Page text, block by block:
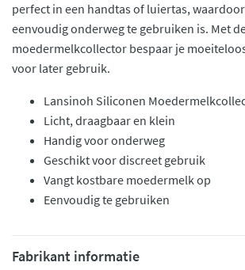
perfect in een handtas of luiertas,
eenvoudig onderweg te gebruiken is. Met
moedermelkcollector bespaar je
voor later gebruik.
Lansinoh Siliconen
Licht, draagbaar en klein
Handig voor onderweg
Geschikt voor discreet gebruik
Vangt kostbare moedermelk op
Eenvoudig te gebruiken
Fabrikant informatie